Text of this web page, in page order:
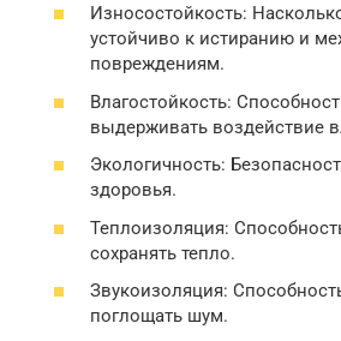
Износостойкость:
устойчиво к истиранию и
повреждениям.
Влагостойкость:
выдерживать воздействие
Экологичность:
здоровья.
Теплоизоляция:
сохранять тепло.
Звукоизоляция:
поглощать шум.